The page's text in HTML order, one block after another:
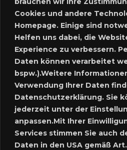
Cookies und andere
Homepage. Einige sind
Helfen uns dabei, die
Experience zu verbessern.
Daten können verarbeitet
bspw.).Weitere
Verwendung Ihrer Daten
Datenschutzerklärung. Sie
jederzeit unter der
anpassen.Mit Ihrer
Services stimmen Sie auch
Daten in den USA gemäß Art.
Anmelden
Meine Inserate
Neues Inserat schalten
Marktplatz – Registrierung
SUCHE